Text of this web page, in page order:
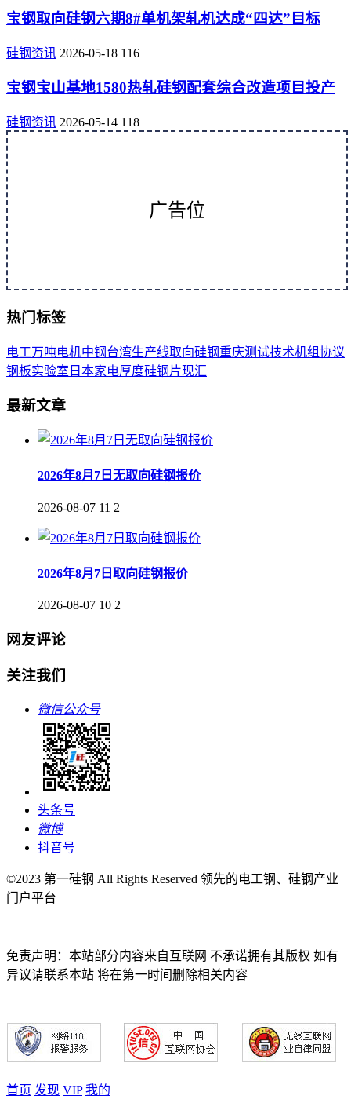
宝钢取向硅钢六期8#单机架轧机达成“四达”目标
硅钢资讯 2026-05-18 116
宝钢宝山基地1580热轧硅钢配套综合改造项目投产
硅钢资讯 2026-05-14 118
广告位
热门标签
电工万吨电机中钢台湾生产线取向硅钢重庆测试技术机组协议
钢板实验室 日本家电厚度硅钢片现汇
最新文章
2026年8月7日无取向硅钢报价
2026-08-07 11 2
2026年8月7日取向硅钢报价
2026-08-07 10 2
网友评论
关注我们
微信公众号
头条号
微博
抖音号
©2023 第一硅钢 All Rights Reserved 领先的电工钢、硅钢产业
门户平台
免责声明：本站部分内容来自互联网 不承诺拥有其版权 如有
异议请联系本站 将在第一时间删除相关内容
首页 发现 VIP 我的